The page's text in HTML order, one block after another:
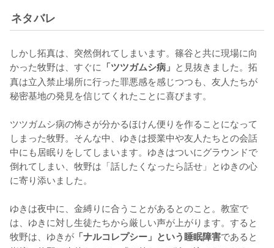
ネタバレ
しかし拓真は、突然倒れてしまいます。篠谷と共に現場に向
かった牧野は、すぐに 「ツツガムシ病」 と見抜きました。拓
真は立入禁止場所に行った罪悪感を感じつつも、友人たちが
秘密基地の発見を信じてくれたことに喜びます。
ツツガムシ病の怖さが分かるほけん便りを作ることになって
しまった牧野。そんな中、ゆきは授業中や友人たちとの会話
中にも居眠りをしてしまいます。ゆきはついにグラウンドで
倒れてしまい、牧野は「話したくなったら話せ」とゆきの心
に寄り添いました。
ゆきは夜中に、金縛りに合うことがあるとのこと。教室で
は、ゆきに対し生徒たちから厳しい声が上がります。すると
牧野は、ゆきが 「ナルコレプシー」という睡眠障害であると